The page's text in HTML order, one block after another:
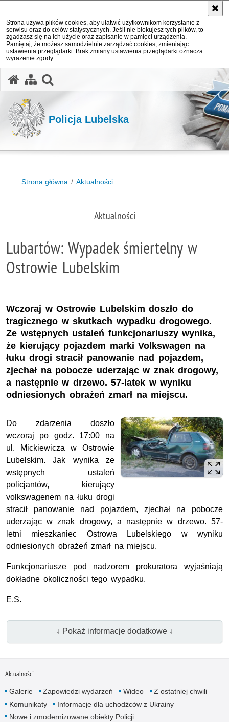
Strona używa plików cookies, aby ułatwić użytkownikom korzystanie z
serwisu oraz do celów statystycznych. Jeśli nie blokujesz tych plików, to
zgadzasz się na ich użycie oraz zapisanie w pamięci urządzenia.
Pamiętaj, że możesz samodzielnie zarządzać cookies, zmieniając
ustawienia przeglądarki. Brak zmiany ustawienia przeglądarki oznacza
wyrażenie zgody.
Policja Lubelska
Strona główna Aktualności
Aktualności
Lubartów: Wypadek śmiertelny w
Ostrowie Lubelskim
Wczoraj w Ostrowie Lubelskim doszło do
tragicznego w skutkach wypadku drogowego.
Ze wstępnych ustaleń funkcjonariuszy wynika,
że kierujący pojazdem marki Volkswagen na
łuku drogi stracił panowanie nad pojazdem,
zjechał na pobocze uderzając w znak drogowy,
a następnie w drzewo. 57-latek w wyniku
odniesionych obrażeń zmarł na miejscu.
Do zdarzenia doszło
wczoraj po godz. 17:00 na
ul. Mickiewicza w Ostrowie
Lubelskim. Jak wynika ze
wstępnych ustaleń
policjantów, kierujący
volkswagenem na łuku drogi
stracił panowanie nad pojazdem, zjechał na pobocze
uderzając w znak drogowy, a następnie w drzewo. 57-
letni mieszkaniec Ostrowa Lubelskiego w wyniku
odniesionych obrażeń zmarł na miejscu.
Funkcjonariusze pod nadzorem prokuratora wyjaśniają
dokładne okoliczności tego wypadku.
E.S.
↓ Pokaż informacje dodatkowe ↓
Aktualności
Galerie Zapowiedzi wydarzeń Wideo
Z ostatniej chwili
Komunikaty
Informacje dla uchodźców z Ukrainy
Nowe i zmodernizowane obiekty Policji